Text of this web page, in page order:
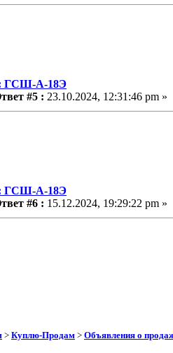
ГСШ-А-18Э
#5 : 23.10.2024, 12:31:46 pm »
ГСШ-А-18Э
#6 : 15.12.2024, 19:29:22 pm »
> Куплю-Продам > Объявления о